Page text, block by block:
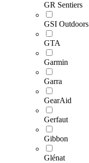
GR Sentiers
GSI Outdoors
GTA
Garmin
Garra
GearAid
Gerfaut
Gibbon
Glénat